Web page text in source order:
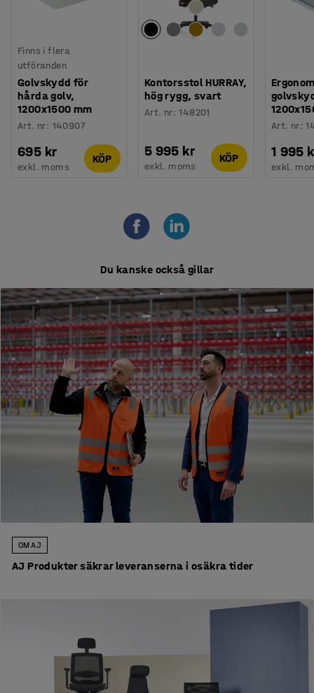
Finns i flera
utföranden
Golvskydd för
hårda golv,
1200x1500 mm
Art. nr: 140907
695 kr
exkl. moms
KÖP
Kontorsstol HURRAY,
hög rygg, svart
Art. nr:148201
5 995 kr
exkl. moms
KÖP
Art. nr:
1 995
exkl.
Du kanske också gillar
OM AJ
AJ Produkter säkrar leveranserna i osäkra tider